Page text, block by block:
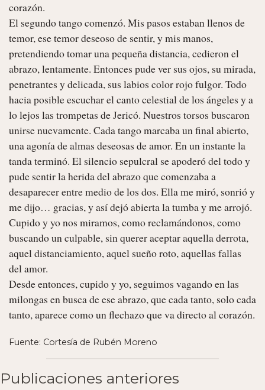
corazón.
El segundo tango comenzó. Mis pasos estaban llenos de
temor, ese temor deseoso de sentir, y mis manos,
pretendiendo tomar una pequeña distancia, cedieron el
abrazo, lentamente. Entonces pude ver sus ojos, su mirada,
penetrantes y delicada, sus labios color rojo fulgor. Todo
hacia posible escuchar el canto celestial de los ángeles y a
lo lejos las trompetas de Jericó. Nuestros torsos buscaron
unirse nuevamente. Cada tango marcaba un final abierto,
una agonía de almas deseosas de amor. En un instante la
tanda terminó. El silencio sepulcral se apoderó del todo y
pude sentir la herida del abrazo que comenzaba a
desaparecer entre medio de los dos. Ella me miró, sonrió y
me dijo… gracias, y así dejó abierta la tumba y me arrojó.
Cupido y yo nos miramos, como reclamándonos, como
buscando un culpable, sin querer aceptar aquella derrota,
aquel distanciamiento, aquel sueño roto, aquellas fallas
del amor.
Desde entonces, cupido y yo, seguimos vagando en las
milongas en busca de ese abrazo, que cada tanto, solo cada
Fuente: Cortesía de Rubén Moreno
Publicaciones anteriores